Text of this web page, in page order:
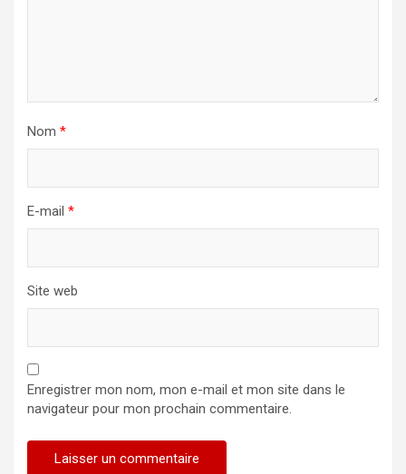
Nom *
E-mail *
Site web
Enregistrer mon nom, mon e-mail et mon site dans le
navigateur pour mon prochain commentaire.